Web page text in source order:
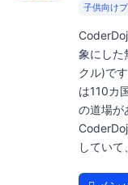
子供向け
象にした
クル)で
は110カ
の道場
してい